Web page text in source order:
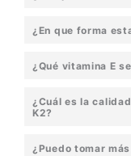
¿En que forma
¿Qué vitamina E
¿Cuál es la
K2?
¿Puedo tomar